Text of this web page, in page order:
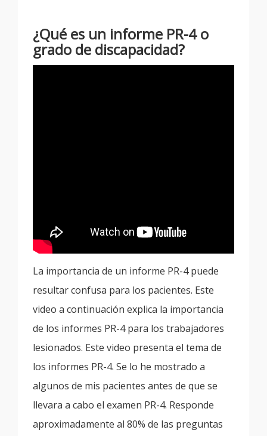
¿Qué es un informe PR-4 o
grado de discapacidad?
La importancia de un informe PR-4 puede
resultar confusa para los pacientes. Este
video a continuación explica la importancia
de los informes PR-4 para los trabajadores
lesionados. Este video presenta el tema de
los informes PR-4. Se lo he mostrado a
algunos de mis pacientes antes de que se
llevara a cabo el examen PR-4. Responde
aproximadamente al 80% de las preguntas